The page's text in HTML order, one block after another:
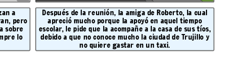
a
pero
sobre
lo
Después de la reunión, la amiga de Roberto, la cual
apreció mucho porque la apoyó en aquel tiempo
escolar, le pide que la acompañe a la casa de sus tíos,
debido a que no conoce mucho la ciudad de Trujillo y
no quiere gastar en un taxi.